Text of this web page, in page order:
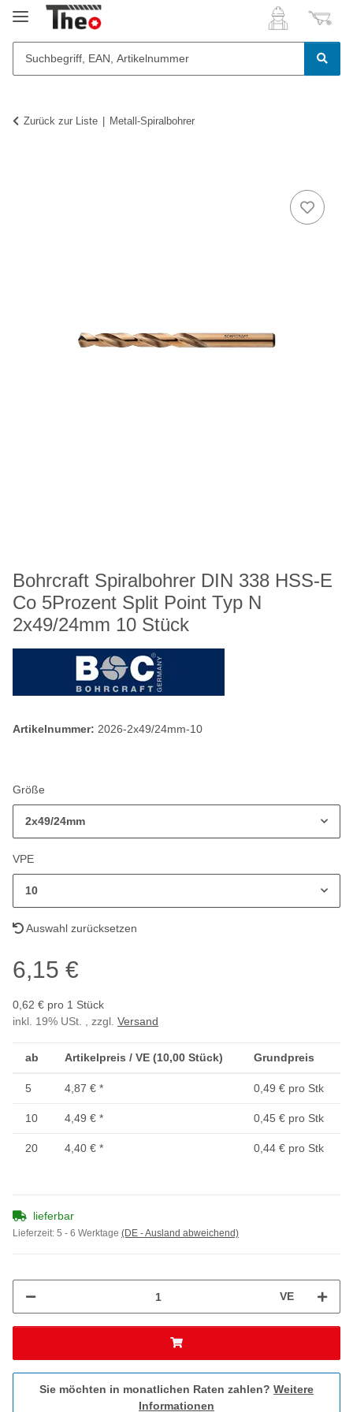
Zurück zur Liste Metall-Spiralbohrer
Bohrcraft Spiralbohrer DIN 338 HSS-E
Co 5Prozent Split Point Typ N
2x49/24mm 10 Stück
Artikelnummer: 2026-2x49/24mm-10
Größe
2x49/24mm
VPE
10
Auswahl zurücksetzen
6,15 €
0,62 € pro 1 Stück
inkl. 19% USt. , zzgl. Versand
ab Artikelpreis / VE (10,00 Stück) Grundpreis
5 4,87 € * 0,49 € pro Stk
10 4,49 € * 0,45 € pro Stk
20 4,40 € * 0,44 € pro Stk
lieferbar
Lieferzeit: 5 - 6 Werktage (DE - Ausland abweichend)
VE
Sie möchten in monatlichen Raten zahlen? Weitere
Informationen